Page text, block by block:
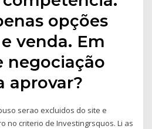
opções
venda. Em
negociação
aprovar?
serao excluidos do site e
no criterio de Investingrsquos. Li as